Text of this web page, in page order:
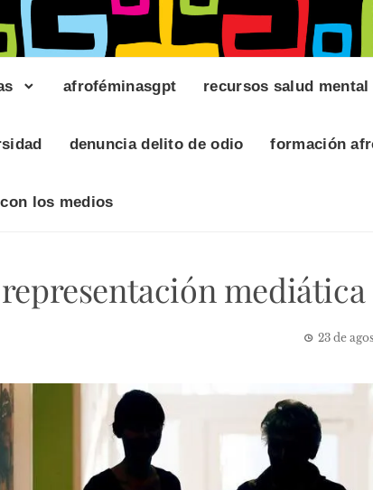
afroféminasgpt recursos salud
denuncia delito de odio formación
los medios
23 de